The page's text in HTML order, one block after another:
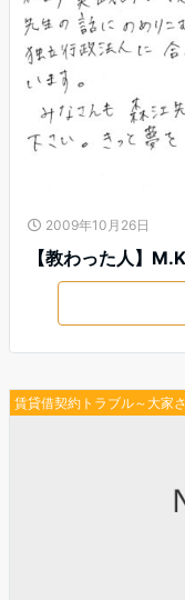
2009年10月26日
【教わった人】
賃貸借契約トラブル～大家